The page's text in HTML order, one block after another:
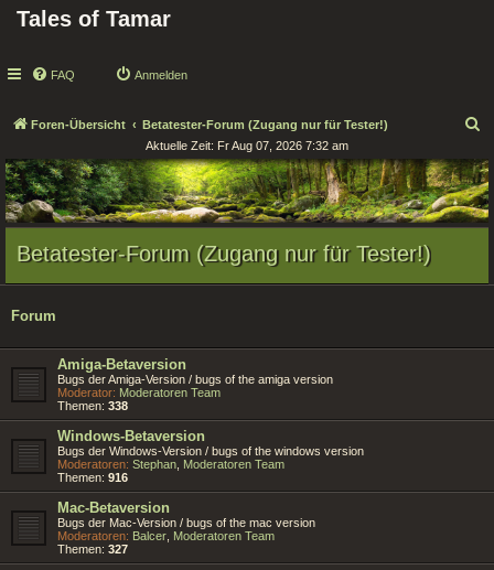
Tales of Tamar
FAQ Anmelden
Foren-Übersicht Betatester-Forum (Zugang nur für Tester!)
c
h
e
Aktuelle Zeit: Fr Aug 07, 2026 7:32 am
Betatester-Forum (Zugang nur für Tester!)
Forum
Amiga-Betaversion
Bugs der Amiga-Version / bugs of the amiga version
Moderator: Moderatoren Team
Themen: 338
Windows-Betaversion
Bugs der Windows-Version / bugs of the windows version
Moderatoren: Stephan Moderatoren Team
Themen: 916
Mac-Betaversion
Bugs der Mac-Version / bugs of the mac version
Moderatoren: Balcer Moderatoren Team
Themen: 327